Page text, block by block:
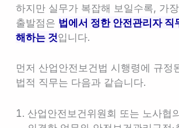
하지만 실무가 복잡해 보일수록, 가
출발점은 법에서 정한 안전관리자 직
해하는 것입니다.
먼저 산업안전보건법 시행령에 규정
법적 직무는 다음과 같습니다.
산업안전보건위원회 또는 노사협